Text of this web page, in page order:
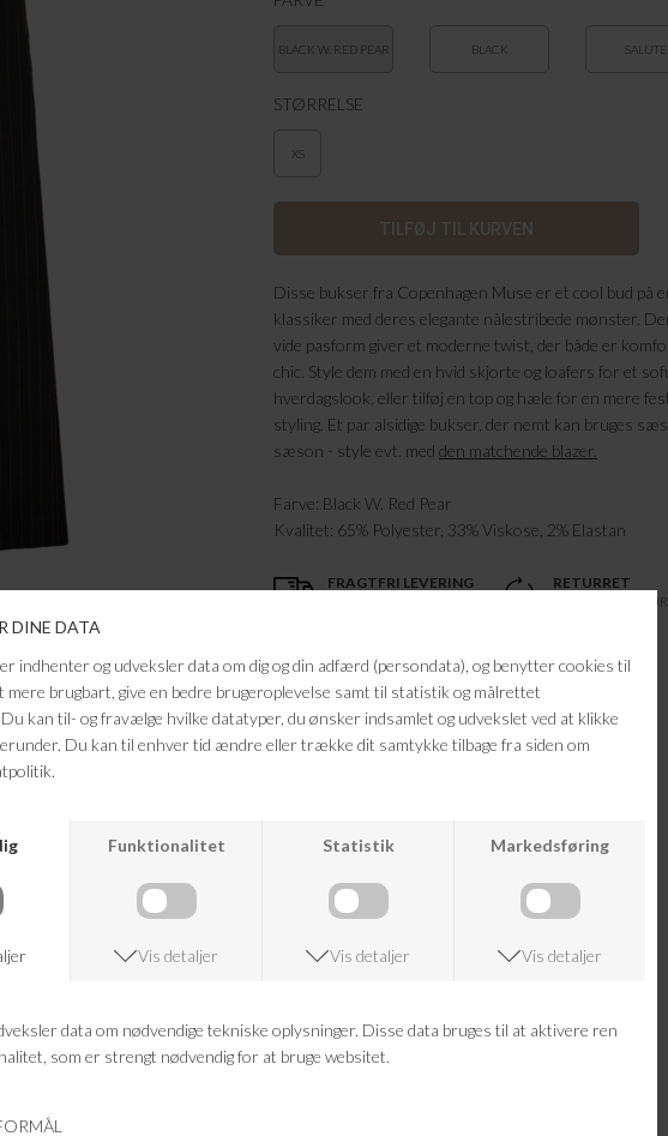
BLACK W. RED PEAR BLACK SALUTE
STØRRELSE
XS
Disse bukser fra Copenhagen Muse er et cool bud på
klassiker med deres elegante nålestribede mønster.
vide pasform giver et moderne twist, der både er
chic. Style dem med en hvid skjorte og loafers for et
hverdagslook, eller tilføj en top og hæle for en mere
styling. Et par alsidige bukser, der nemt kan bruges
sæson - style evt. med den matchende blazer.
Farve: Black W. Red Pear
Kvalitet: 65% Polyester, 33% Viskose, 2% Elastan
FRAGTFRI LEVERING
RETURRET
14 DAGES
ANDRE KØBTE OGSÅ